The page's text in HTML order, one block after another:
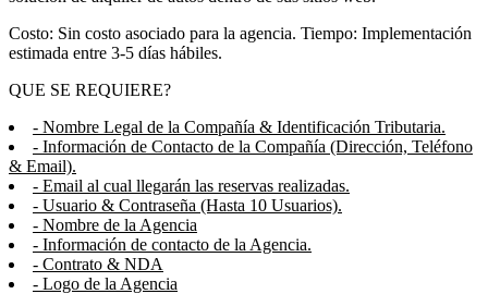
Costo: Sin costo asociado para la agencia. Tiempo: Implementación
estimada entre 3-5 días hábiles.
QUE SE REQUIERE?
- Nombre Legal de la Compañía & Identificación Tributaria.
- Información de Contacto de la Compañía (Dirección, Teléfono
& Email).
- Email al cual llegarán las reservas realizadas.
- Usuario & Contraseña (Hasta 10 Usuarios).
- Nombre de la Agencia
- Información de contacto de la Agencia.
- Contrato & NDA
- Logo de la Agencia